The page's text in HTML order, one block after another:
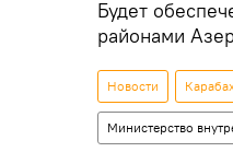
Будет
районами
Новости
Министерство